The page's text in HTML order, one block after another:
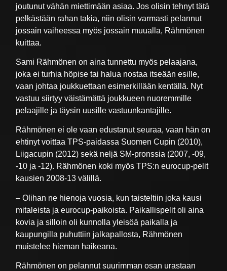
joutunut vähän miettimään asiaa. Jos olisin tehnyt tätä
pelkästään rahan takia, niin olisin varmasti pelannut
jossain vaiheessa myös jossain muualla, Rähmönen
kuittaa.
Sami Rähmönen on aina tunnettu myös pelaajana,
joka ei turhia höpise tai halua nostaa itseään esille,
vaan johtaa joukkuettaan esimerkillään kentällä. Nyt
vastuu siirtyy väistämättä joukkueen nuoremmille
pelaajille ja täysin uusille vastuunkantajille.
Rähmönen ei ole vaan edustanut seuraa, vaan hän on
ehtinyt voittaa TPS-paidassa Suomen Cupin (2010),
Liigacupin (2012) sekä neljä SM-pronssia (2007, -09,
-10 ja -12). Rähmönen koki myös TPS:n eurocup-pelit
kausien 2008-13 välillä.
– Olihan ne hienoja vuosia, kun taisteltiin joka kausi
mitaleista ja eurocup-paikoista. Paikallispelit oli aina
kovia ja silloin oli kunnolla yleisöä paikalla ja
kaupungilla puhuttiin jalkapallosta, Rähmönen
muistelee hieman haikeana.
Rähmönen on pelannut suurimman osan urastaan